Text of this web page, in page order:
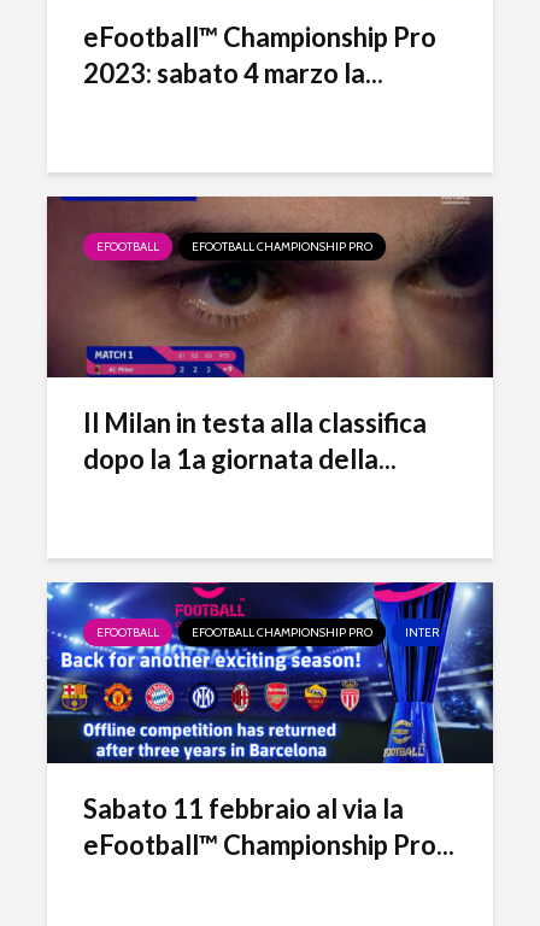
eFootball™ Championship Pro
2023: sabato 4 marzo la...
EFOOTBALL EFOOTBALL CHAMPIONSHIP PRO
Il Milan in testa alla classifica
dopo la 1a giornata della...
EFOOTBALL EFOOTBALL CHAMPIONSHIP PRO INTER ESPORTS
Sabato 11 febbraio al via la
eFootball™ Championship Pro...